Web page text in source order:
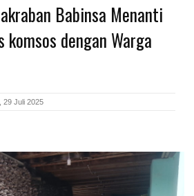
Babinsa Menanti
komsos dengan Warga
29 Juli 2025